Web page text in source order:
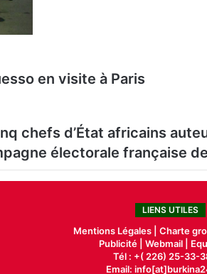
en visite à Paris
chefs d’État africains
électorale française
LIENS UTILES
Mentions Légales | Charte
Publicité |Webmail |
Tél : +( 226) 25-33-
Email: